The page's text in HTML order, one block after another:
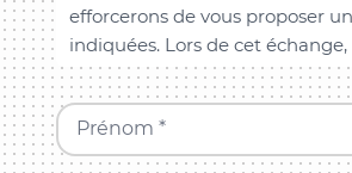
efforcerons de vous proposer
indiquées. Lors de cet
Prénom *